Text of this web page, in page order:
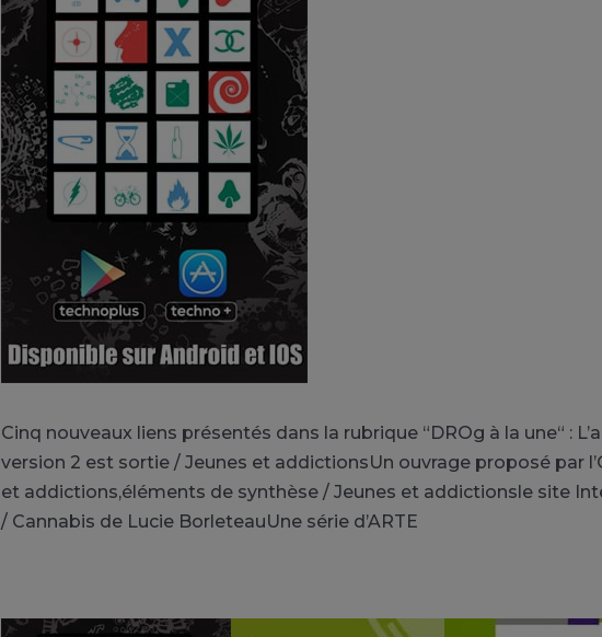
Cinq nouveaux liens présentés dans la rubrique “DROg à la une“ :
version 2 est sortie / Jeunes et addictionsUn ouvrage proposé par
et addictions,éléments de synthèse / Jeunes et addictionsle site
/ Cannabis de Lucie BorleteauUne série d’ARTE